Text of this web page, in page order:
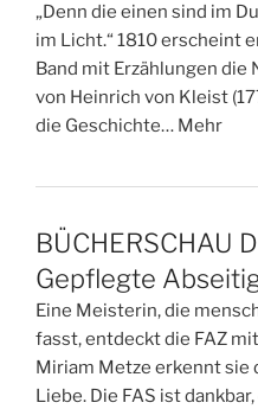
„Denn die einen sind im
im Licht.“ 1810 erscheint
Band mit Erzählungen die
von Heinrich von Kleist
die Geschichte… Mehr
BÜCHERSCHAU
Gepflegte
Eine Meisterin, die
fasst, entdeckt die FAZ
Miriam Metze erkennt
Liebe. Die FAS ist